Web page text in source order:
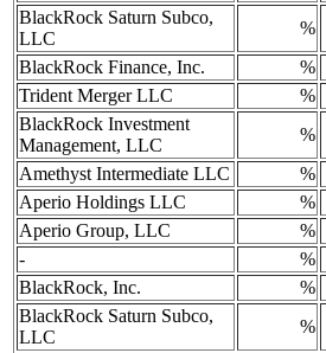
BlackRock Saturn Subco,
LLC
%
BlackRock Finance, Inc.
%
Trident Merger LLC
%
BlackRock Investment
Management, LLC
%
Amethyst Intermediate LLC
%
Aperio Holdings LLC
%
Aperio Group, LLC
%
-
%
BlackRock, Inc.
%
BlackRock Saturn Subco,
LLC
%